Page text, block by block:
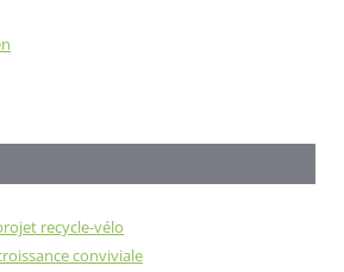
recycle-vélo
conviviale